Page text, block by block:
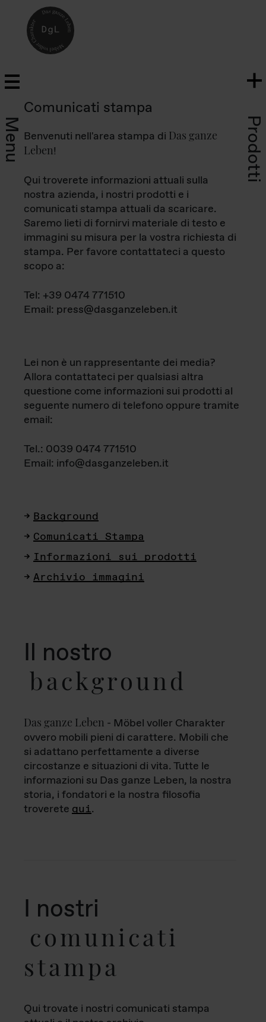
Menu Prodotti
Comunicati stampa
Benvenuti nell'area stampa di Das ganze
Leben!
Qui troverete informazioni attuali sulla
nostra azienda, i nostri prodotti e i
comunicati stampa attuali da scaricare.
Saremo lieti di fornirvi materiale di testo e
immagini su misura per la vostra richiesta di
stampa. Per favore contattateci a questo
scopo a:
Tel: +39 0474 771510
Email: press@dasganzeleben.it
Lei non è un rappresentante dei media?
Allora contattateci per qualsiasi altra
questione come informazioni sui prodotti al
seguente numero di telefono oppure tramite
email:
Tel.: 0039 0474 771510
Email: info@dasganzeleben.it
Background
Comunicati Stampa
Informazioni sui prodotti
Archivio immagini
Il nostro
background
Das ganze Leben - Möbel voller Charakter
ovvero mobili pieni di carattere. Mobili che
si adattano perfettamente a diverse
circostanze e situazioni di vita. Tutte le
informazioni su Das ganze Leben, la nostra
storia, i fondatori e la nostra filosofia
troverete qui.
I nostri
comunicati
stampa
Qui trovate i nostri comunicati stampa